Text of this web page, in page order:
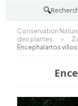
🔍
Conservation
des plantes
>
Encephalartos